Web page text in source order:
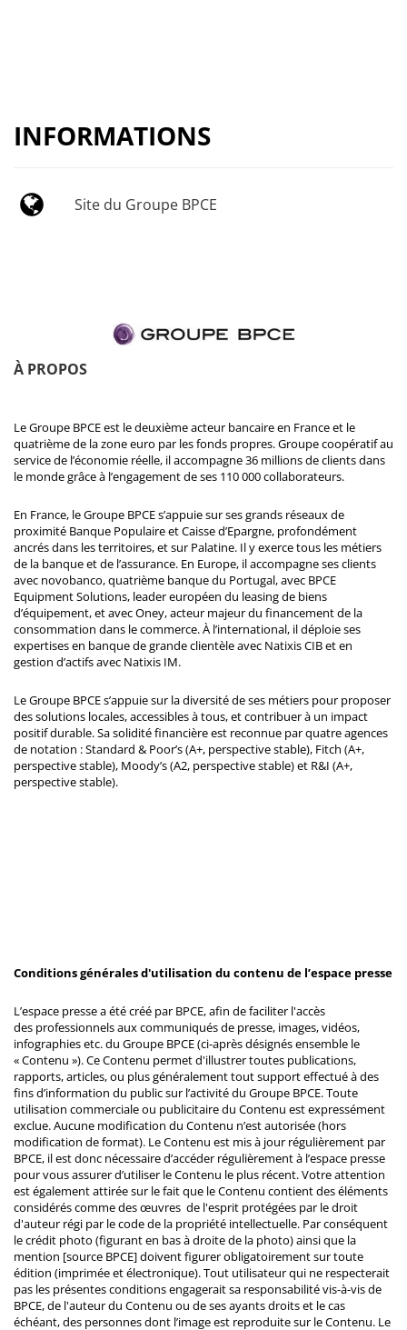
INFORMATIONS
Site du Groupe BPCE
À PROPOS
Le Groupe BPCE est le deuxième acteur bancaire en France et le
quatrième de la zone euro par les fonds propres. Groupe coopératif au
service de l’économie réelle, il accompagne 36 millions de clients dans
le monde grâce à l’engagement de ses 110 000 collaborateurs.
En France, le Groupe BPCE s’appuie sur ses grands réseaux de
proximité Banque Populaire et Caisse d’Epargne, profondément
ancrés dans les territoires, et sur Palatine. Il y exerce tous les métiers
de la banque et de l’assurance. En Europe, il accompagne ses clients
avec novobanco, quatrième banque du Portugal, avec BPCE
Equipment Solutions, leader européen du leasing de biens
d’équipement, et avec Oney, acteur majeur du financement de la
consommation dans le commerce. À l’international, il déploie ses
expertises en banque de grande clientèle avec Natixis CIB et en
gestion d’actifs avec Natixis IM.
Le Groupe BPCE s’appuie sur la diversité de ses métiers pour proposer
des solutions locales, accessibles à tous, et contribuer à un impact
positif durable. Sa solidité financière est reconnue par quatre agences
de notation : Standard & Poor’s (A+, perspective stable), Fitch (A+,
perspective stable), Moody’s (A2, perspective stable) et R&I (A+,
perspective stable).
Conditions générales d'utilisation du contenu de l’espace presse
L’espace presse a été créé par BPCE, afin de faciliter l'accès
des professionnels aux communiqués de presse, images, vidéos,
infographies etc. du Groupe BPCE (ci-après désignés ensemble le
« Contenu »). Ce Contenu permet d'illustrer toutes publications,
rapports, articles, ou plus généralement tout support effectué à des
fins d’information du public sur l’activité du Groupe BPCE. Toute
utilisation commerciale ou publicitaire du Contenu est expressément
exclue. Aucune modification du Contenu n’est autorisée (hors
modification de format). Le Contenu est mis à jour régulièrement par
BPCE, il est donc nécessaire d’accéder régulièrement à l’espace presse
pour vous assurer d’utiliser le Contenu le plus récent. Votre attention
est également attirée sur le fait que le Contenu contient des éléments
considérés comme des œuvres de l'esprit protégées par le droit
d'auteur régi par le code de la propriété intellectuelle. Par conséquent
le crédit photo (figurant en bas à droite de la photo) ainsi que la
mention [source BPCE] doivent figurer obligatoirement sur toute
édition (imprimée et électronique). Tout utilisateur qui ne respecterait
pas les présentes conditions engagerait sa responsabilité vis-à-vis de
BPCE, de l'auteur du Contenu ou de ses ayants droits et le cas
échéant, des personnes dont l’image est reproduite sur le Contenu. Le